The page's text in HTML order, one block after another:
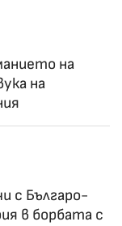
на
на
с Българо-
в борбата с